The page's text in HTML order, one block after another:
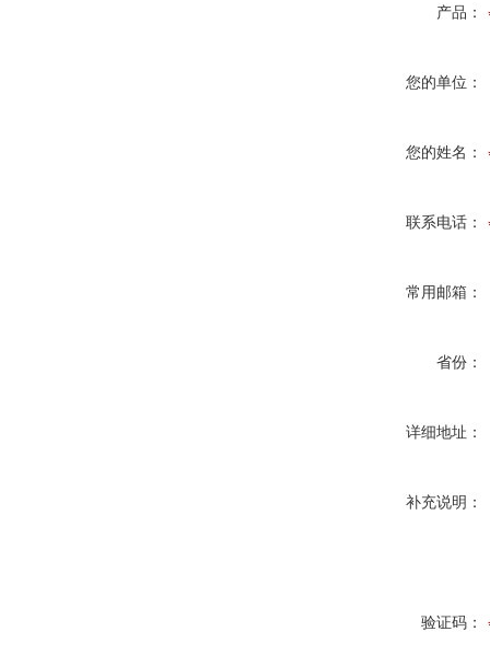
产品：
您的单位：
您的姓名：
联系电话：
常用邮箱：
省份：
详细地址：
补充说明：
验证码：